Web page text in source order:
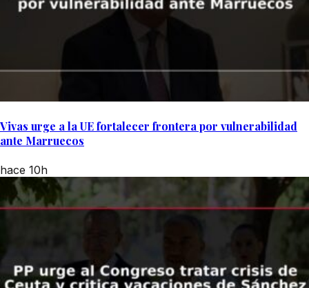
Vivas urge a la UE fortalecer frontera por vulnerabilidad
ante Marruecos
hace 10h